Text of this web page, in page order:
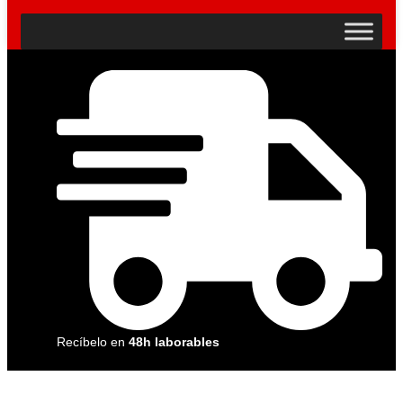
Recíbelo en 48h laborables